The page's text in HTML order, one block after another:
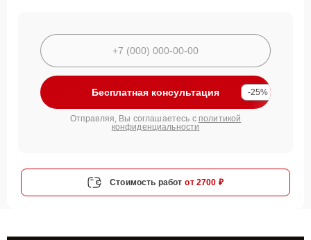
Бесплатная консультация -25%
Отправляя, Вы соглашаетесь с политикой
конфиденциальности
Стоимость работ от 2700 ₽